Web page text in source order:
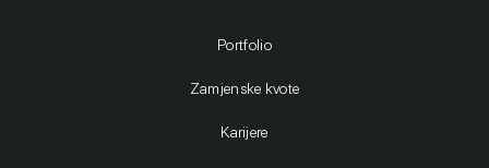
Portfolio
Zamjenske kvote
Karijere